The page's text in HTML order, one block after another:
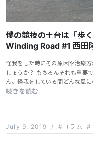
僕の競技の土台は「歩く
Winding Road #1 西田
怪我をした時にその原因や治療
しょうか？ もちろんそれも重要
ん。怪我をしている間どんな風
続きを読む
July 9, 2019 / コラム